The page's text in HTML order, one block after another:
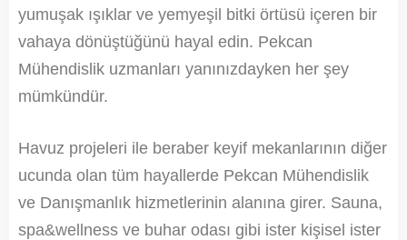
yumuşak ışıklar ve yemyeşil bitki örtüsü içeren bir
vahaya dönüştüğünü hayal edin. Pekcan
Mühendislik uzmanları yanınızdayken her şey
mümkündür.
Havuz projeleri ile beraber keyif mekanlarının diğer
ucunda olan tüm hayallerde Pekcan Mühendislik
ve Danışmanlık hizmetlerinin alanına girer. Sauna,
spa&wellness ve buhar odası gibi ister kişisel ister